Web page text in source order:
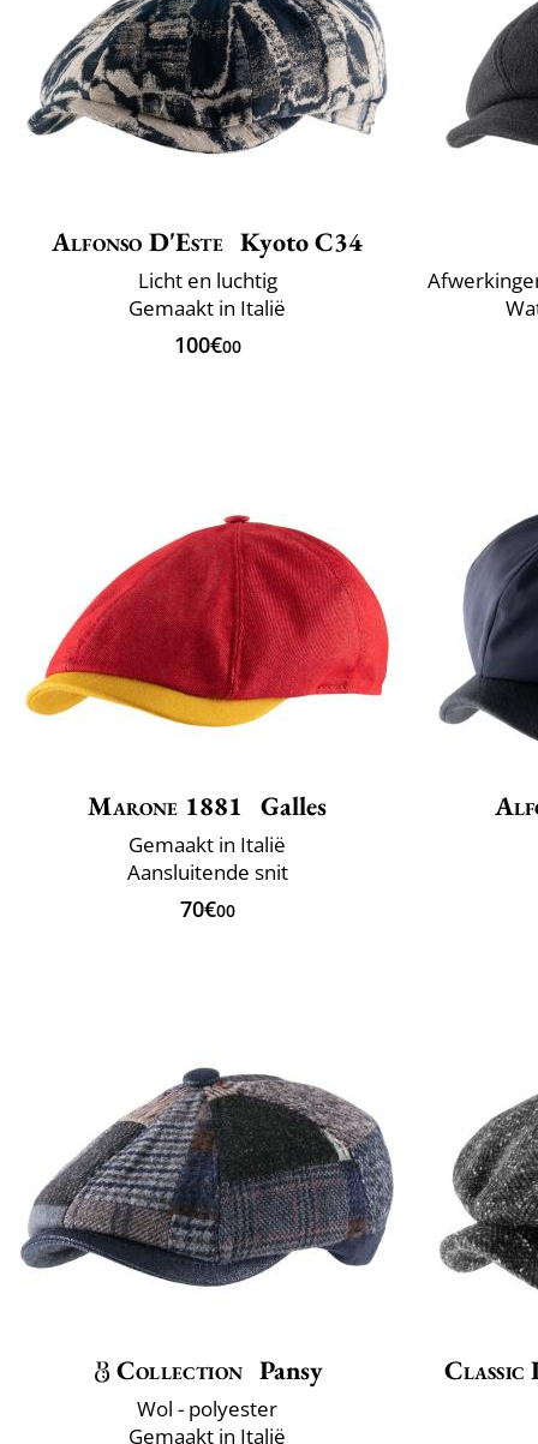
Alfonso D'Este Kyoto C34
Licht en luchtig
Gemaakt in Italië
100€00
Marone 1881 Galles
Gemaakt in Italië
Aansluitende snit
70€00
Collection Pansy
Wol - polyester
Gemaakt in Italië